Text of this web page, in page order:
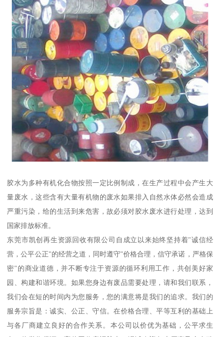
胶水为多种有机化合物按照一定比例制成，在生产过程中会产生大
量废水，这些含有大量有机物的废水如果排入自然水体必然会造成
严重污染，给的生活到来危害，故必须对胶水废水进行处理，达到
国家排放标准。
东莞市凯创再生资源回收有限公司自成立以来始终坚持着"诚信经
营，公平公正"的经营之道，同时遵守"价格合理，信守承诺，严格保
密"的商业道德，并不断专注于资源的循环利用工作，共创美好家
园、构建和谐环境。如果您身边有废品需要处理，请和我们联系，
我们会在短的时间内为您服务，您的满意将是我们的追求。我们的
服务宗旨是：诚实、公正、守信。在价格合理、平等互利的基础上
与各厂商建立良好的合作关系。本公司以价优为基础，公平求生